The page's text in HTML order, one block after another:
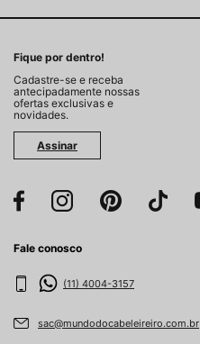
Fique por dentro!
Cadastre-se e receba
antecipadamente nossas
ofertas exclusivas e
novidades.
Assinar
Fale conosco
(11) 4004-3157
sac@mundodocabeleireiro.com.br